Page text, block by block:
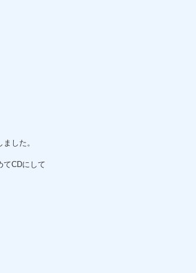
した。
てCDにして